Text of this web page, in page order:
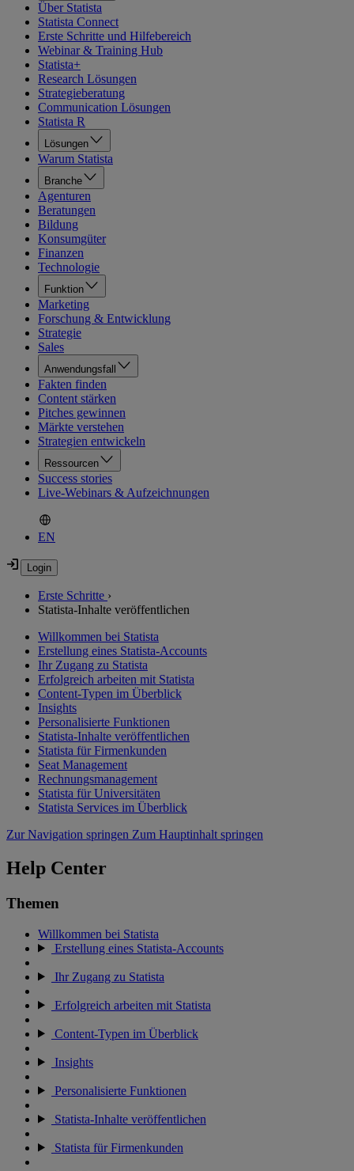
Über Statista
Statista Connect
Erste Schritte und Hilfebereich
Webinar & Training Hub
Statista+
Research Lösungen
Strategieberatung
Communication Lösungen
Statista R
Lösungen
Warum Statista
Branche
Agenturen
Beratungen
Bildung
Konsumgüter
Finanzen
Technologie
Funktion
Marketing
Forschung & Entwicklung
Strategie
Sales
Anwendungsfall
Fakten finden
Content stärken
Pitches gewinnen
Märkte verstehen
Strategien entwickeln
Ressourcen
Success stories
Live-Webinars & Aufzeichnungen
EN
Erste Schritte ›
Statista-Inhalte veröffentlichen
Willkommen bei Statista
Erstellung eines Statista-Accounts
Ihr Zugang zu Statista
Erfolgreich arbeiten mit Statista
Content-Typen im Überblick
Insights
Personalisierte Funktionen
Statista-Inhalte veröffentlichen
Statista für Firmenkunden
Seat Management
Rechnungsmanagement
Statista für Universitäten
Statista Services im Überblick
Zur Navigation springen Zum Hauptinhalt springen
Help Center
Themen
Willkommen bei Statista
Erstellung eines Statista-Accounts
Ihr Zugang zu Statista
Erfolgreich arbeiten mit Statista
Content-Typen im Überblick
Insights
Personalisierte Funktionen
Statista-Inhalte veröffentlichen
Statista für Firmenkunden